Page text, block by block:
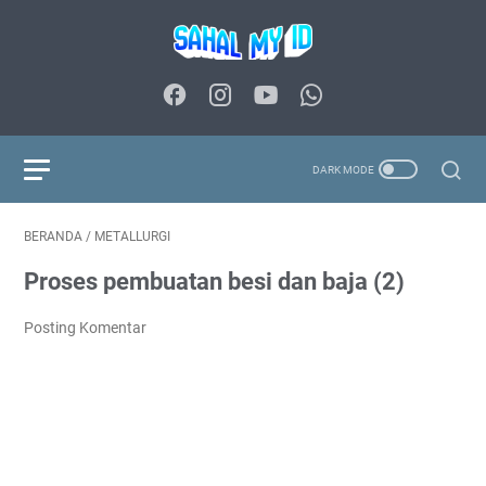
BERANDA / METALLURGI
Proses pembuatan besi dan baja (2)
Posting Komentar